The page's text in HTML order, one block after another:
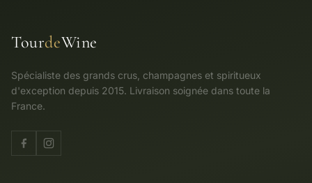
TourdeWine
Spécialiste des grands crus, champagnes et spiritueux
d'exception depuis 2015. Livraison soignée dans toute la
France.